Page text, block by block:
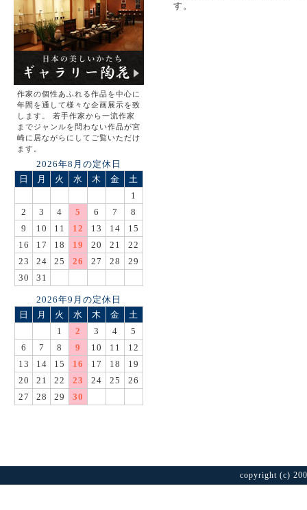
す。
作家の個性あふれる作品を中心に
年間を通して様々な企画展示を致
します。 若手作家から一流作家
までジャンルを問わない作品が宮
崎に居ながらにしてご覧いただけ
ます。
2026年8月の定休日
日
月 火 水 木 金
土
1
2
3 4 5 6 7
8
9
10 11 12 13 14
15
16
17 18 19 20 21
22
23
24 25 26 27 28
29
30
31
2026年9月の定休日
日
月 火 水 木 金
土
1
2 3 4
5
6
7 8 9 10 11
12
13
14 15 16 17 18
19
20
21 22 23 24 25
26
27
28 29 30
copyright (c)